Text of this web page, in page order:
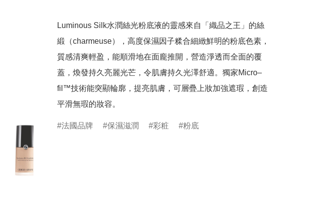
Luminous Silk水潤絲光粉底液的靈感來自「織品之王」的絲
緞（charmeuse），高度保濕因子糅合細緻鮮明的粉底色素，
質感清爽輕盈，能順滑地在面龐推開，營造淨透而全面的覆
蓋，煥發持久亮麗光芒，令肌膚持久光澤舒適。獨家Micro–
fil™技術能突顯輪廓，提亮肌膚，可層疊上妝加強遮瑕，創造
平滑無瑕的妝容。
法國品牌 保濕滋潤 彩粧 粉底